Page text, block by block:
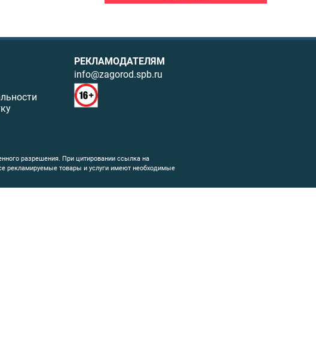
РЕКЛАМОДАТЕЛЯМ
info@zagorod.spb.ru
разрешения. При цитировании ссылка на
рекламируемые товары и услуги имеют необходимые